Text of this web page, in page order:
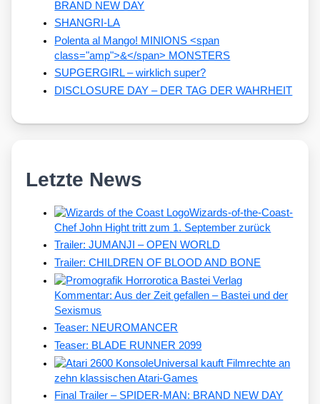
BRAND NEW DAY
SHANGRI-LA
Polenta al Mango! MINIONS <span
class="amp">&</span> MONSTERS
SUPGERGIRL – wirklich super?
DISCLOSURE DAY – DER TAG DER WAHRHEIT
Letzte News
Wizards-of-the-Coast-
Chef John Hight tritt zum 1. September zurück
Trailer: JUMANJI – OPEN WORLD
Trailer: CHILDREN OF BLOOD AND BONE
Kommentar: Aus der Zeit gefallen – Bastei und der
Sexismus
Teaser: NEUROMANCER
Teaser: BLADE RUNNER 2099
Universal kauft Filmrechte an
zehn klassischen Atari-Games
Final Trailer – SPIDER-MAN: BRAND NEW DAY